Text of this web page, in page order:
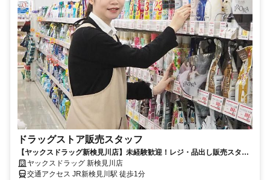
ドラッグストア販売スタッフ
【ヤックスドラッグ新検見川店】未経験歓迎！レジ・品出し販売スタッ
フ求人【アルバイト・パート】
ヤックスドラッグ 新検見川店
交通アクセス JR新検見川駅 徒歩1分